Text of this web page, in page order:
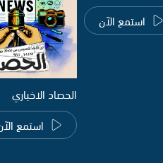
استمع الآن
الحصاد الاخباري
استمع